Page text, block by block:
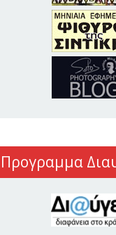
Προγραμμα